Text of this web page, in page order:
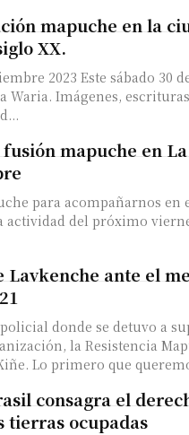
mapuche en la
XX.
30 de septiembre,
Waria. Imágenes,
fusión mapuche en
para acompañarnos en
actividad del próximo
Lavkenche ante el
donde se detuvo a
la Resistencia
-RML- declara: Kiñe. Lo primero que
consagra el
tierras ocupadas